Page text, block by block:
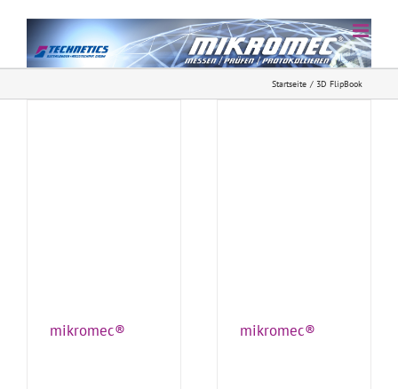
Inhalt
springen
Startseite 3D FlipBook
mikromec® mikromec®